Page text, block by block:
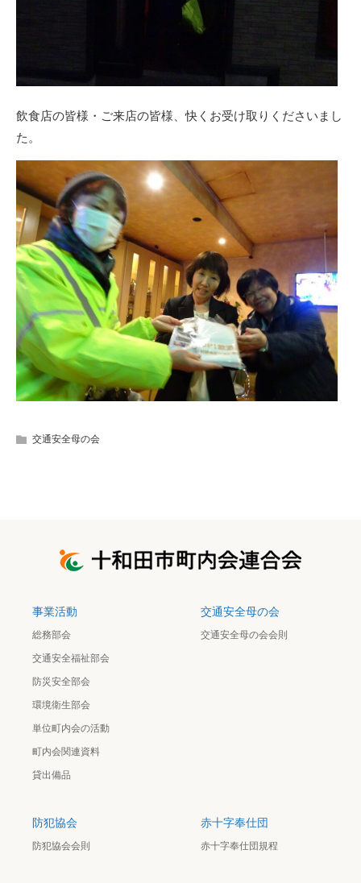
飲食店の皆様・ご来店の皆様、快くお受け取りくださいまし
た。
交通安全母の会
事業活動
総務部会
交通安全福祉部会
防災安全部会
環境衛生部会
単位町内会の活動
町内会関連資料
貸出備品
交通安全母の会
交通安全母の会会則
防犯協会
防犯協会会則
赤十字奉仕団
赤十字奉仕団規程